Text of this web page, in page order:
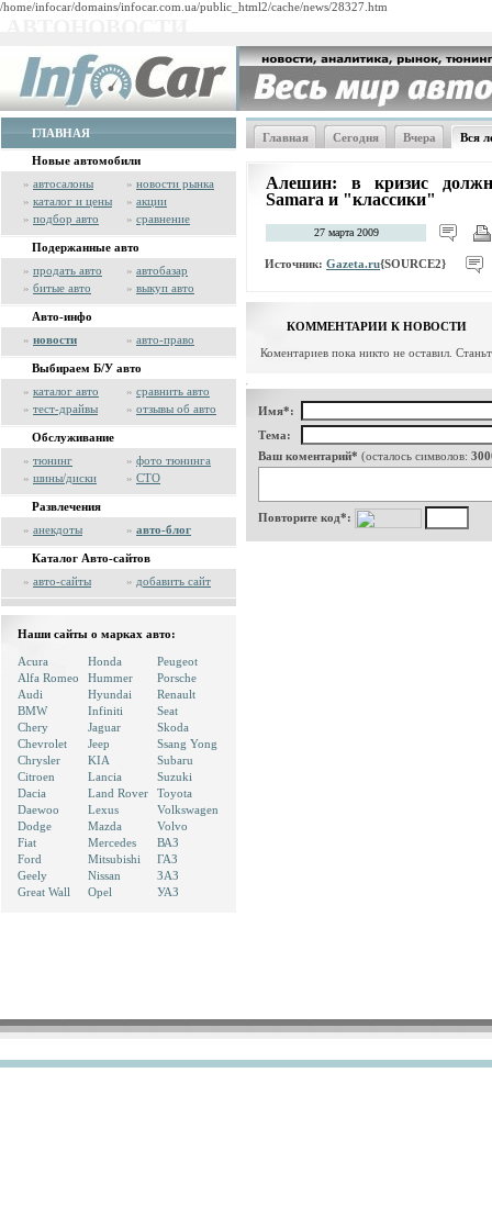
/home/infocar/domains/infocar.com.ua/public_html2/cache/news/28327.htm
ГЛАВНАЯ
Новые автомобили
» автосалоны » новости рынка
» каталог и цены » акции
» подбор авто » сравнение
Подержанные авто
» продать авто » автобазар
» битые авто » выкуп авто
Авто-инфо
» новости » авто-право
Выбираем Б/У авто
» каталог авто » сравнить авто
» тест-драйвы » отзывы об авто
Обслуживание
» тюнинг » фото тюнинга
» шины/диски » СТО
Развлечения
» анекдоты » авто-блог
Каталог Авто-сайтов
» авто-сайты » добавить сайт
Наши сайты о марках авто:
Acura
Alfa Romeo
Audi
BMW
Chery
Chevrolet
Chrysler
Citroen
Dacia
Daewoo
Dodge
Fiat
Ford
Geely
Great Wall
Honda
Hummer
Hyundai
Infiniti
Jaguar
Jeep
KIA
Lancia
Land Rover
Lexus
Mazda
Mercedes
Mitsubishi
Nissan
Opel
Peugeot
Porsche
Renault
Seat
Skoda
Ssang Yong
Subaru
Suzuki
Toyota
Volkswagen
Volvo
ВАЗ
ГАЗ
ЗАЗ
УАЗ
Главная Сегодня Вчера Вся
Алешин: в кризис
Samara и "классики"
27 марта 2009
Источник: Gazeta.ru{SOURCE2}
КОММЕНТАРИИ К НОВОСТИ
Коментариев пока никто не оставил.
Имя*:
Тема:
Ваш коментарий* (осталось символов:
Повторите код*: